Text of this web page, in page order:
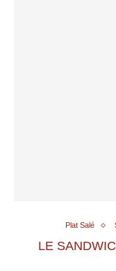
Plat Salé
LE